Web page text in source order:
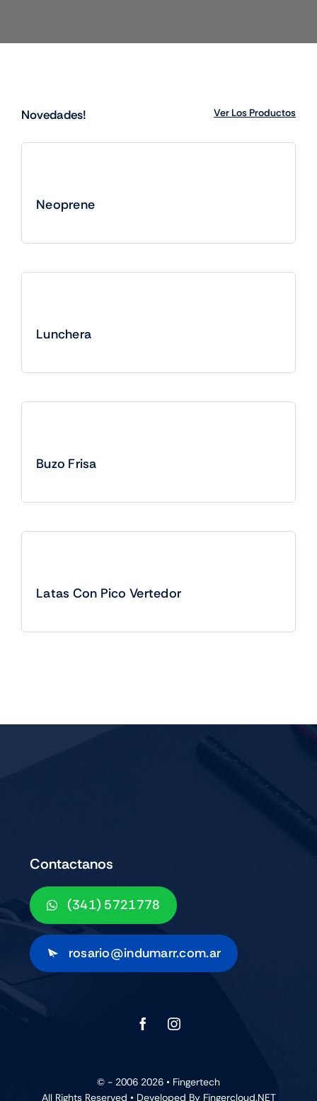
Novedades! Ver Los Productos
Neoprene
Lunchera
Buzo Frisa
Latas Con Pico Vertedor
Contactanos
(341) 5721778
rosario@indumarr.com.ar
© - 2006 2026 • Fingertech
All Rights Reserved • Developed By Fingercloud.NET